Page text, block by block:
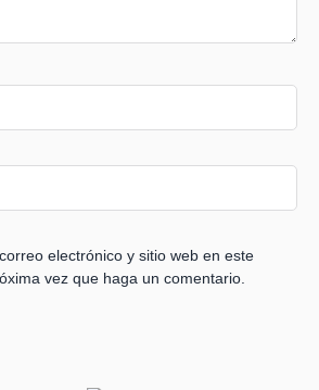
electrónico y sitio web en este
vez que haga un comentario.